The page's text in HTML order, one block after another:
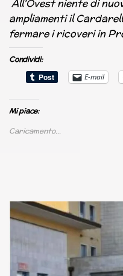
All’Ovest niente di
ampliamenti il
fermare i ricoveri in
Condividi:
E-mail
Mi piace:
Caricamento...